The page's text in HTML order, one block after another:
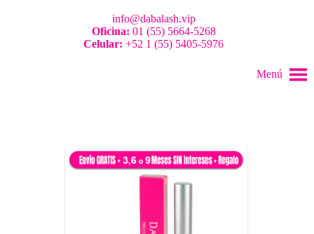
info@dabalash.vip
Oficina: 01 (55) 5664-5268
Celular: +52 1 (55) 5405-5976
Menú